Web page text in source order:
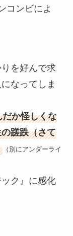
コンビによ
を好んで求
なってしま
か怪しくな
蹉跌（さて
（別にアンダーライ
ク』に感化